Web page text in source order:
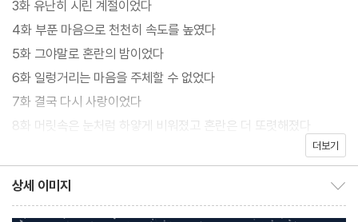
드는 남자주인공 최한봄의 이별과 사랑, 재회에 관한 이야기를 담고
있다.
다양한 웹드라마 작가 경력을 통해 가장 현실적인 연애 이야기를 대
중에게 친숙한 방식으로 전달해온 강민채 작가는 첫 장편인 『너의
겨울에 다시 내가』에서 판타지적인 설정을 시도한다. 아직 제대로
된 봄을 맞지 못한 채 늦겨울과 초봄의 경계에서 눈이 내릴 때마다
상대의 운명이 검색된다는 낭만적인 설정은 작품 전체를 끌고 가는
3화 유난히 시린 계절이었다
4화 부푼 마음으로 천천히 속도를 높였다
5화 그야말로 혼란의 밤이었다
6화 일렁거리는 마음을 주체할 수 없었다
7화 결국 다시 사랑이었다
8화 머릿속은 눈처럼 하얗게 비워졌고 혼란은 더 또렷해졌다
번외 나는 아직 겨울에 살아
더보기
상세 이미지